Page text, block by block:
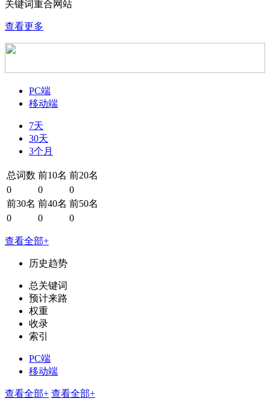
关键词重合网站
查看更多
PC端
移动端
7天
30天
3个月
总词数 前10名 前20名
0
0
0
前30名 前40名 前50名
0
0 0
查看全部+
历史趋势
总关键词
预计来路
权重
收录
索引
PC端
移动端
查看全部+ 查看全部+